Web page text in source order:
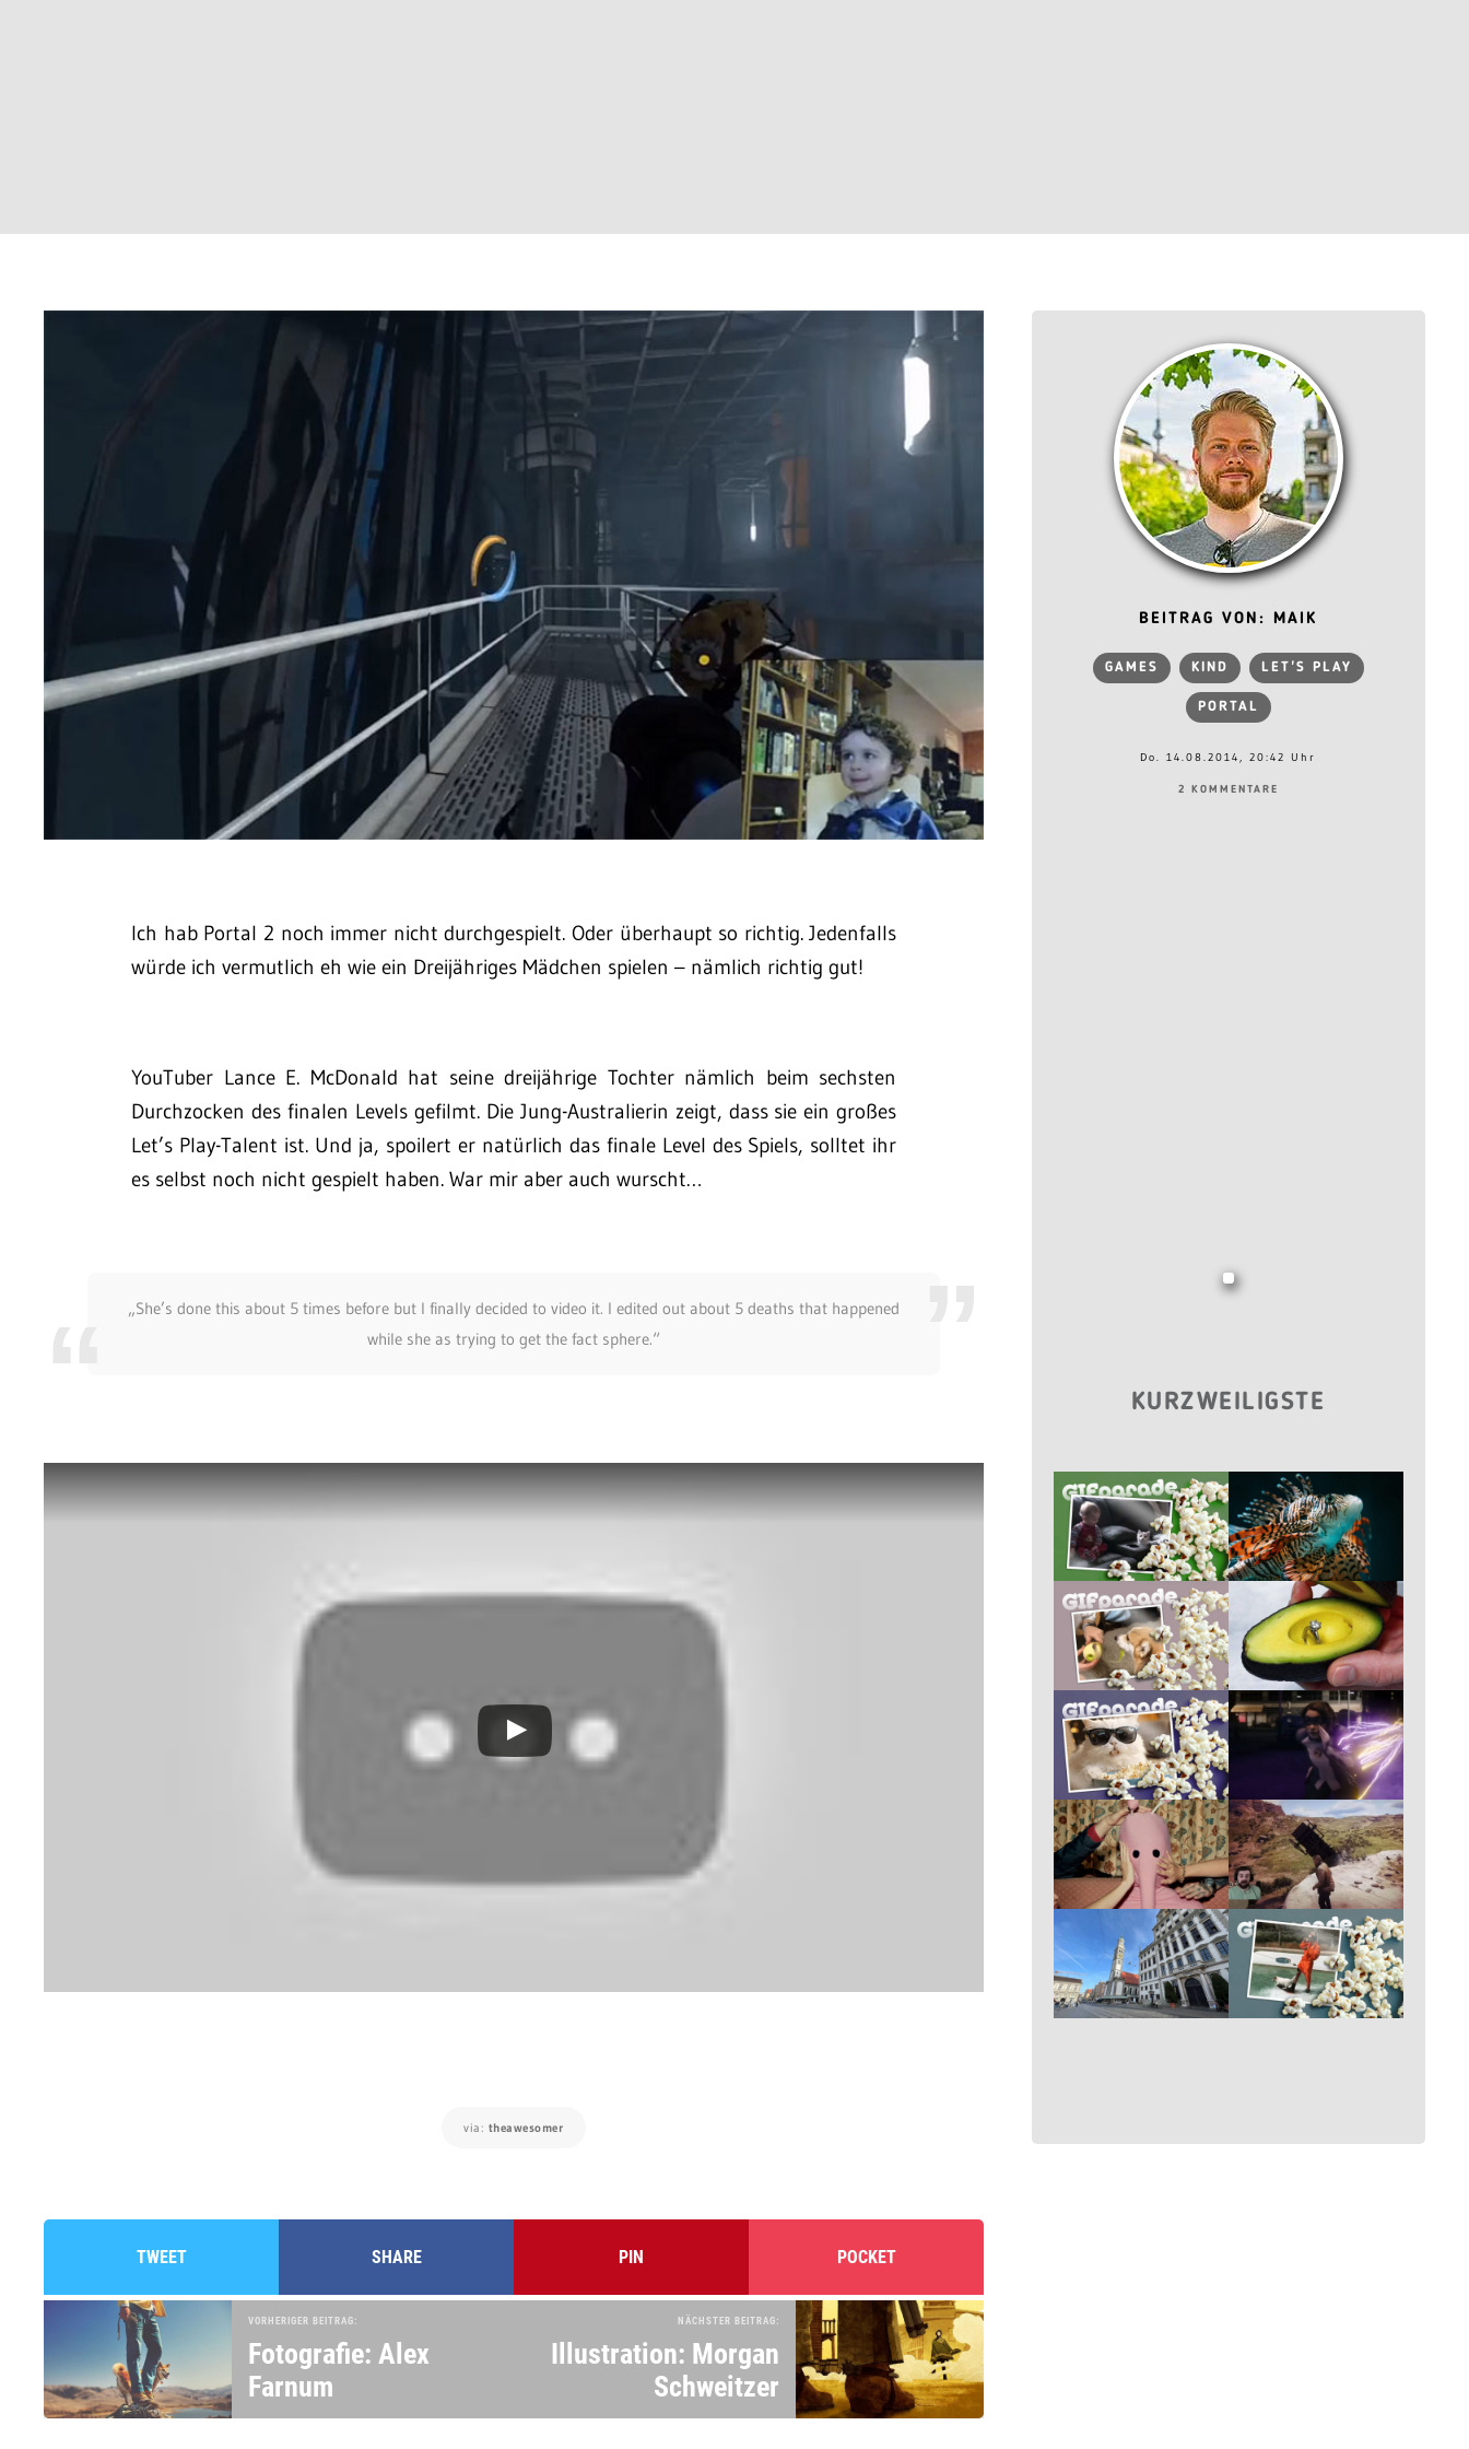
Ich hab Portal 2 noch immer nicht durchgespielt. Oder überhaupt so richtig. Jedenfalls
würde ich vermutlich eh wie ein Dreijähriges Mädchen spielen – nämlich richtig gut!
YouTuber Lance E. McDonald hat seine dreijährige Tochter nämlich beim sechsten
Durchzocken des finalen Levels gefilmt. Die Jung-Australierin zeigt, dass sie ein großes
Let’s Play-Talent ist. Und ja, spoilert er natürlich das finale Level des Spiels, solltet ihr
es selbst noch nicht gespielt haben. War mir aber auch wurscht…
„She’s done this about 5 times before but I finally decided to video it. I edited out about 5 deaths that happened
while she as trying to get the fact sphere.“
via: theawesomer
TWEET SHARE PIN POCKET
VORHERIGER BEITRAG:
Fotografie: Alex
Farnum
NÄCHSTER BEITRAG:
Illustration: Morgan
Schweitzer
BEITRAG VON: MAIK
GAMES KIND LET'S PLAY
PORTAL
Do. 14.08.2014, 20:42 Uhr
2 KOMMENTARE
KURZWEILIGSTE